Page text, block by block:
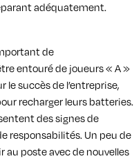
adéquatement.
de
entouré de joueurs « A »
succès de l’entreprise,
recharger leurs batteries.
des signes de
responsabilités. Un peu de
poste avec de nouvelles